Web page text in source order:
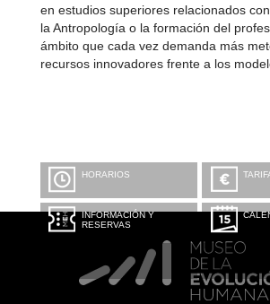
en estudios superiores relacionados
la Antropología o la formación del
ámbito que cada vez demanda más
recursos innovadores frente a los
HORARIOS
INFORMACIÓN Y
RESERVAS